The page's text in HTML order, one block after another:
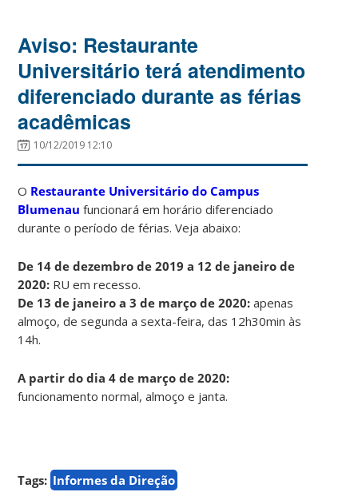
Aviso: Restaurante
Universitário terá atendimento
diferenciado durante as férias
acadêmicas
10/12/2019 12:10
O Restaurante Universitário do Campus
Blumenau funcionará em horário diferenciado
durante o período de férias. Veja abaixo:
De 14 de dezembro de 2019 a 12 de janeiro de
2020: RU em recesso.
De 13 de janeiro a 3 de março de 2020: apenas
almoço, de segunda a sexta-feira, das 12h30min às
14h.
A partir do dia 4 de março de 2020:
funcionamento normal, almoço e janta.
Tags: Informes da Direção